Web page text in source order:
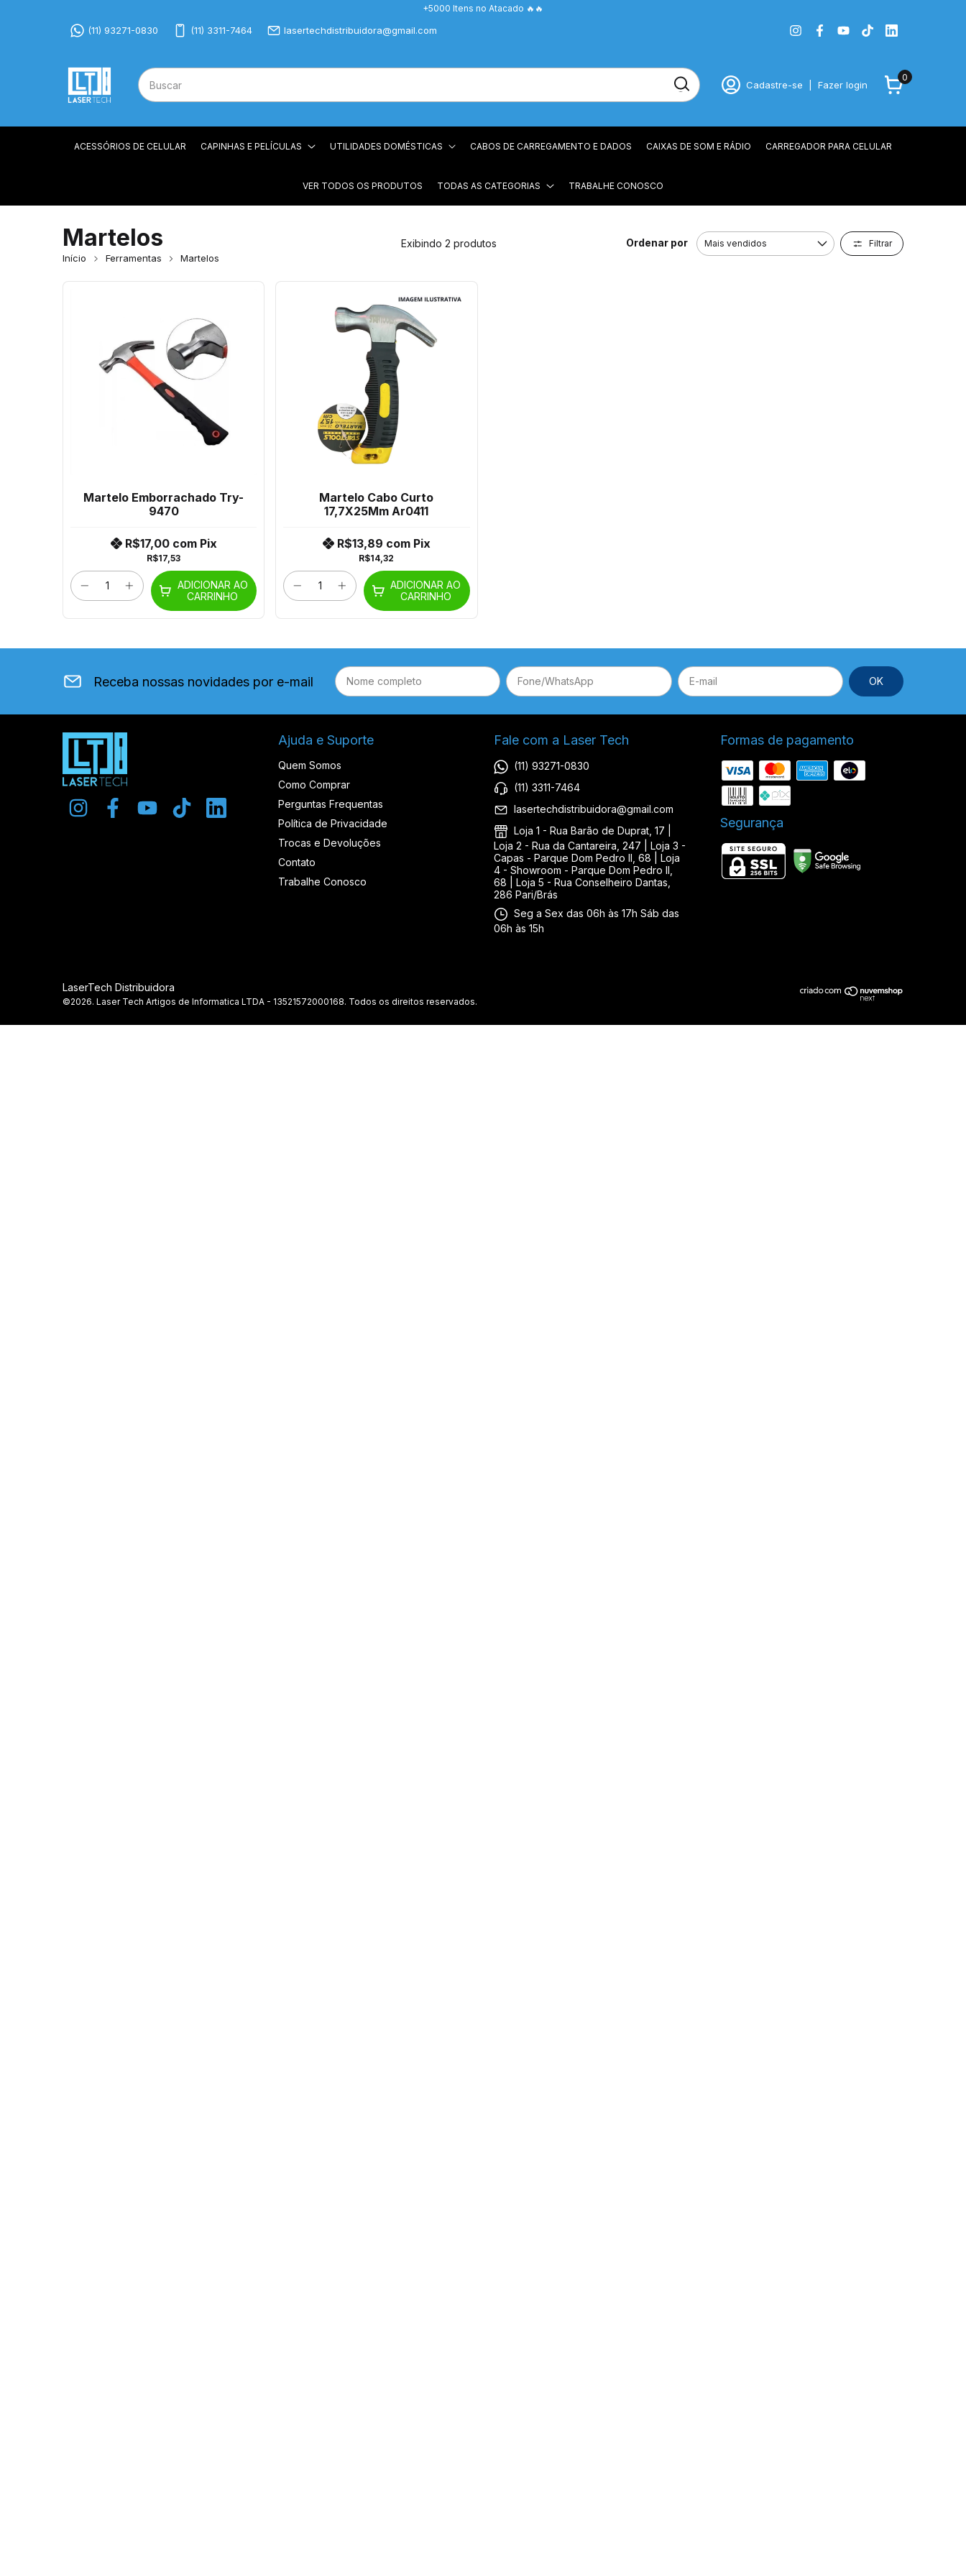
+5000 Itens no Atacado 🔥🔥
(11) 93271-0830 (11) 3311-7464 lasertechdistribuidora@gmail.com
Cadastre-se Fazer login
0
ACESSÓRIOS DE CELULAR CAPINHAS E PELÍCULAS UTILIDADES DOMÉSTICAS CABOS DE CARREGAMENTO E DADOS CAIXAS DE SOM E RÁDIO CARREGADOR PARA CELULAR
VER TODOS OS PRODUTOS TODAS AS CATEGORIAS TRABALHE CONOSCO
Martelos
Início Ferramentas Martelos
Exibindo 2 produtos Ordenar por Filtrar
Martelo Emborrachado Try-
9470
R$17,53
R$17,00 com Pix
ADICIONAR AO
CARRINHO
Martelo Cabo Curto
17,7X25Mm Ar0411
R$14,32
R$13,89 com Pix
ADICIONAR AO
CARRINHO
Receba nossas novidades por e-mail
Ajuda e Suporte
Quem Somos
Como Comprar
Perguntas Frequentas
Política de Privacidade
Trocas e Devoluções
Contato
Trabalhe Conosco
Fale com a Laser Tech
(11) 93271-0830
(11) 3311-7464
lasertechdistribuidora@gmail.com
Loja 1 - Rua Barão de Duprat, 17 |
Loja 2 - Rua da Cantareira, 247 | Loja 3 -
Capas - Parque Dom Pedro II, 68 | Loja
4 - Showroom - Parque Dom Pedro II,
68 | Loja 5 - Rua Conselheiro Dantas,
286 Pari/Brás
Seg a Sex das 06h às 17h Sáb das
06h às 15h
Formas de pagamento
Segurança
LaserTech Distribuidora
©2026. Laser Tech Artigos de Informatica LTDA - 13521572000168. Todos os direitos reservados.